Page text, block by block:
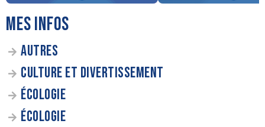
MES INFOS
AUTRES
CULTURE ET DIVERTISSEMENT
ÉCOLOGIE
ÉCOLOGIE